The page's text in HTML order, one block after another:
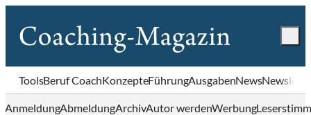
ToolsBeruf CoachKonzepteFührungAusgabenNews
AnmeldungAbmeldungArchivAutor werdenWerbung